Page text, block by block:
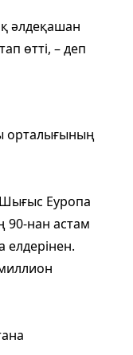
әлдеқашан
өтті, – деп
орталығының
Еуропа
90-нан астам
елдерінен.